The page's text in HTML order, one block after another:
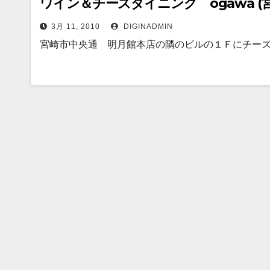
ワイン＆チーズダイニング ogawa (宮
3月 11, 2010 DIGINADMIN
宮崎市中央通 明月館本店の隣のビルの１Ｆにチー